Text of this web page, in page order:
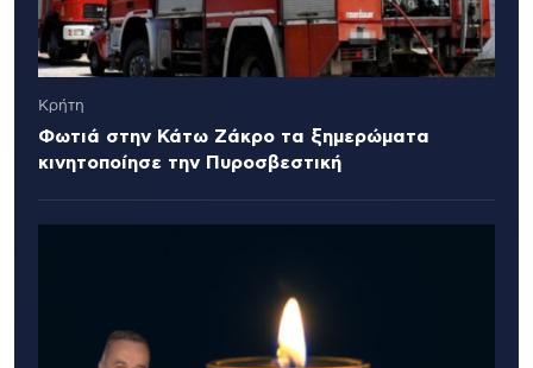
Κρήτη
Φωτιά στην Κάτω Ζάκρο τα ξημερώματα
κινητοποίησε την Πυροσβεστική